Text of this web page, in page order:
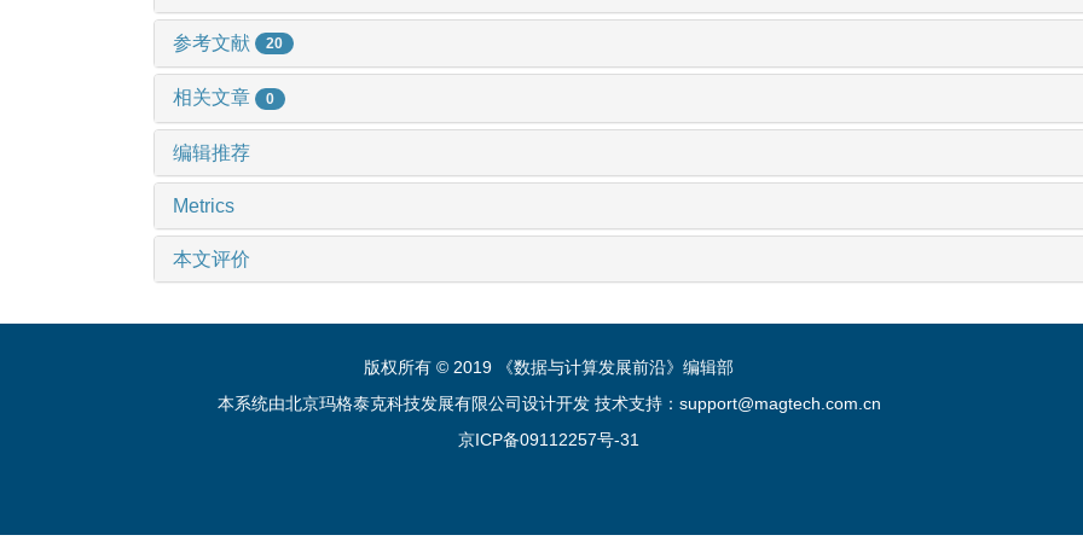
参考文献 20
相关文章 0
编辑推荐
Metrics
本文评价
版权所有 © 2019 《数据与计算发展前沿》编辑部
本系统由北京玛格泰克科技发展有限公司设计开发 技术支持：support@magtech.com.cn
京ICP备09112257号-31